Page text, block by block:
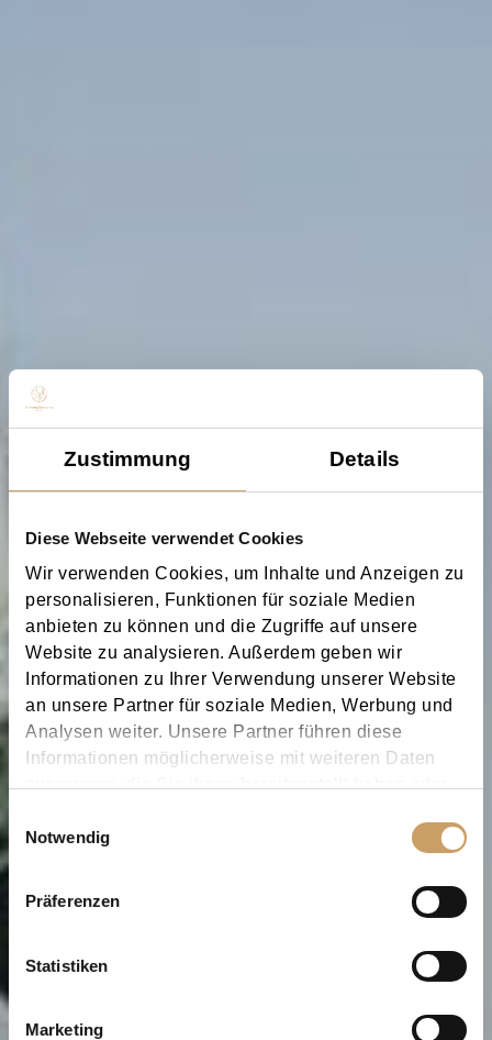
Zustimmung Details
Diese Webseite verwendet Cookies
Wir verwenden Cookies, um Inhalte und Anzeigen zu
personalisieren, Funktionen für soziale Medien
anbieten zu können und die Zugriffe auf unsere
Website zu analysieren. Außerdem geben wir
Informationen zu Ihrer Verwendung unserer Website
an unsere Partner für soziale Medien, Werbung und
Analysen weiter. Unsere Partner führen diese
Informationen möglicherweise mit weiteren Daten
zusammen, die Sie ihnen bereitgestellt haben oder
gesammelt haben.
Notwendig
Präferenzen
Statistiken
Marketing